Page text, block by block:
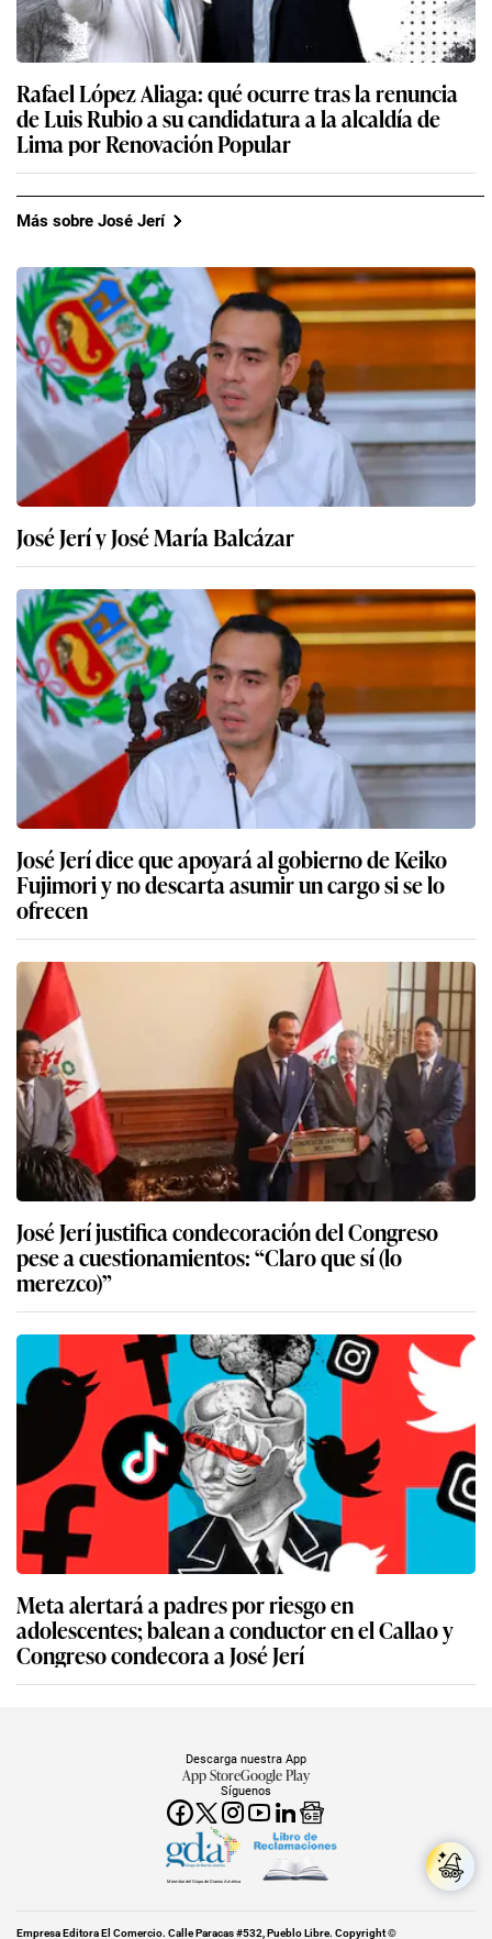
Rafael López Aliaga: qué ocurre tras la renuncia
de Luis Rubio a su candidatura a la alcaldía de
Lima por Renovación Popular
Más sobre José Jerí
José Jerí y José María Balcázar
José Jerí dice que apoyará al gobierno de Keiko
Fujimori y no descarta asumir un cargo si se lo
ofrecen
José Jerí justifica condecoración del Congreso
pese a cuestionamientos: “Claro que sí (lo
merezco)”
Meta alertará a padres por riesgo en
adolescentes; balean a conductor en el Callao y
Congreso condecora a José Jerí
Síguenos
Descarga nuestra App
App StoreGoogle Play
Miembro del Grupo de Diarios América
Empresa Editora El Comercio. Calle Paracas #532, Pueblo Libre. Copyright ©